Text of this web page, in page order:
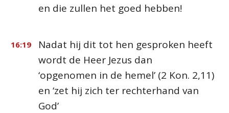
en die zullen het goed hebben!
16:19
Nadat hij dit tot hen gesproken heeft
wordt de Heer Jezus dan
‘opgenomen in de hemel’ (2 Kon. 2,11)
en ‘zet hij zich ter rechterhand van
God’